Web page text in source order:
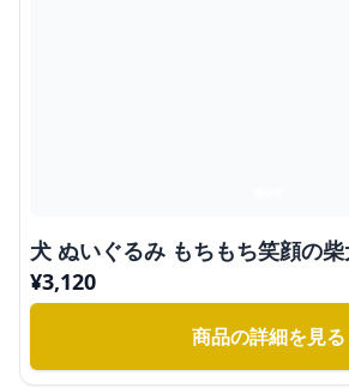
犬 ぬいぐるみ もちもち笑顔の
¥3,120
商品の詳細を見る